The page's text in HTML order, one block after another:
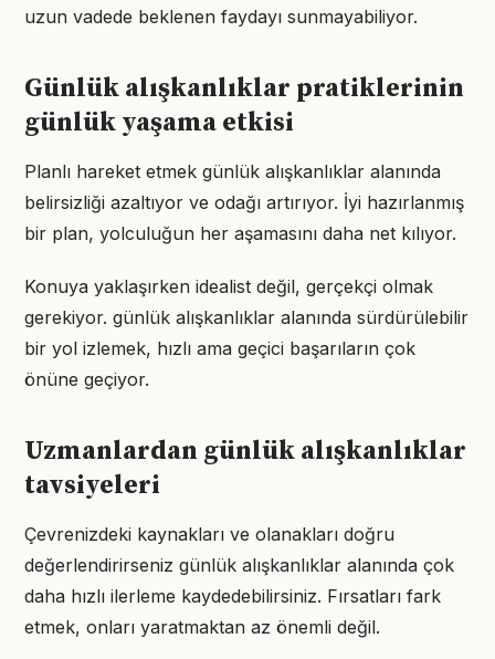
uzun vadede beklenen faydayı sunmayabiliyor.
Günlük alışkanlıklar pratiklerinin
günlük yaşama etkisi
Planlı hareket etmek günlük alışkanlıklar alanında
belirsizliği azaltıyor ve odağı artırıyor. İyi hazırlanmış
bir plan, yolculuğun her aşamasını daha net kılıyor.
Konuya yaklaşırken idealist değil, gerçekçi olmak
gerekiyor. günlük alışkanlıklar alanında sürdürülebilir
bir yol izlemek, hızlı ama geçici başarıların çok
önüne geçiyor.
Uzmanlardan günlük alışkanlıklar
tavsiyeleri
Çevrenizdeki kaynakları ve olanakları doğru
değerlendirirseniz günlük alışkanlıklar alanında çok
daha hızlı ilerleme kaydedebilirsiniz. Fırsatları fark
etmek, onları yaratmaktan az önemli değil.